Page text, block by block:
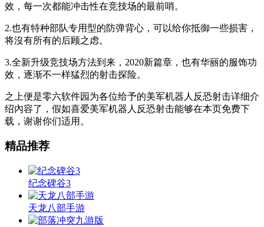
效，每一次都能冲击性在竞技场的最前哨。
2.也有特种部队专用型的防弹背心，可以给你抵御一些损害，
将沒有所有的后顾之虑。
3.全新升级竞技场方法到来，2020新篇章，也有华丽的服饰功
效，逐渐不一样猛烈的射击探险。
之上便是零六软件园为各位给予的美军机器人反恐射击详细介
绍內容了，假如喜爱美军机器人反恐射击能够在本页免费下
载，谢谢你们适用。
精品推荐
纪念碑谷3
天龙八部手游